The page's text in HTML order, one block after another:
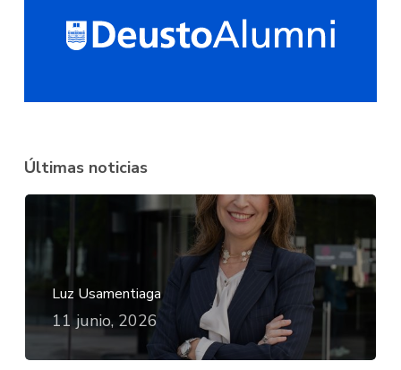
Últimas noticias
Luz Usamentiaga
11 junio, 2026